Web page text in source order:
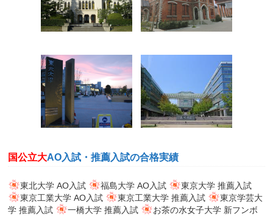
国公立大AO入試・推薦入試の合格実績
東北大学 AO入試 福島大学 AO入試
東京大学 推薦入試
東京工業大学 AO入試
東京工業大学 推薦入試
東京学芸大
学 推薦入試
一橋大学 推薦入試
お茶の水女子大学 新フンボ